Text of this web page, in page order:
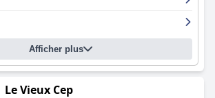
Afficher plus
Le Vieux Cep